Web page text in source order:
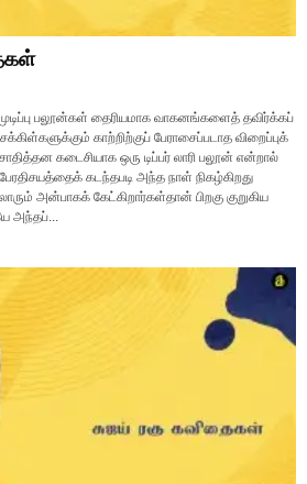
பலூன்கள் தைரியமாக வாகனங்களைத் தவிர்க்கப்
காற்றிற்குப் பேராசைப்படாத விறைப்புக்
கடைசியாக ஒரு டிப்பர் லாரி பலூன் என்றால்
கடந்தபடி அந்த நாள் நிகழ்கிறது
அன்பாகக் கேட்கிறார்கள்தான் பிறகு குறுகிய
அந்தப்...